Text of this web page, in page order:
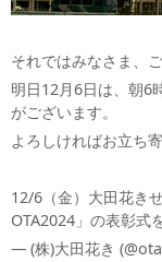
それではみなさま、
明日12月6日は、朝6
がございます。
よろしければお立ち
12/6（金）大田花き
OTA2024」の表彰式
— (株)大田花き